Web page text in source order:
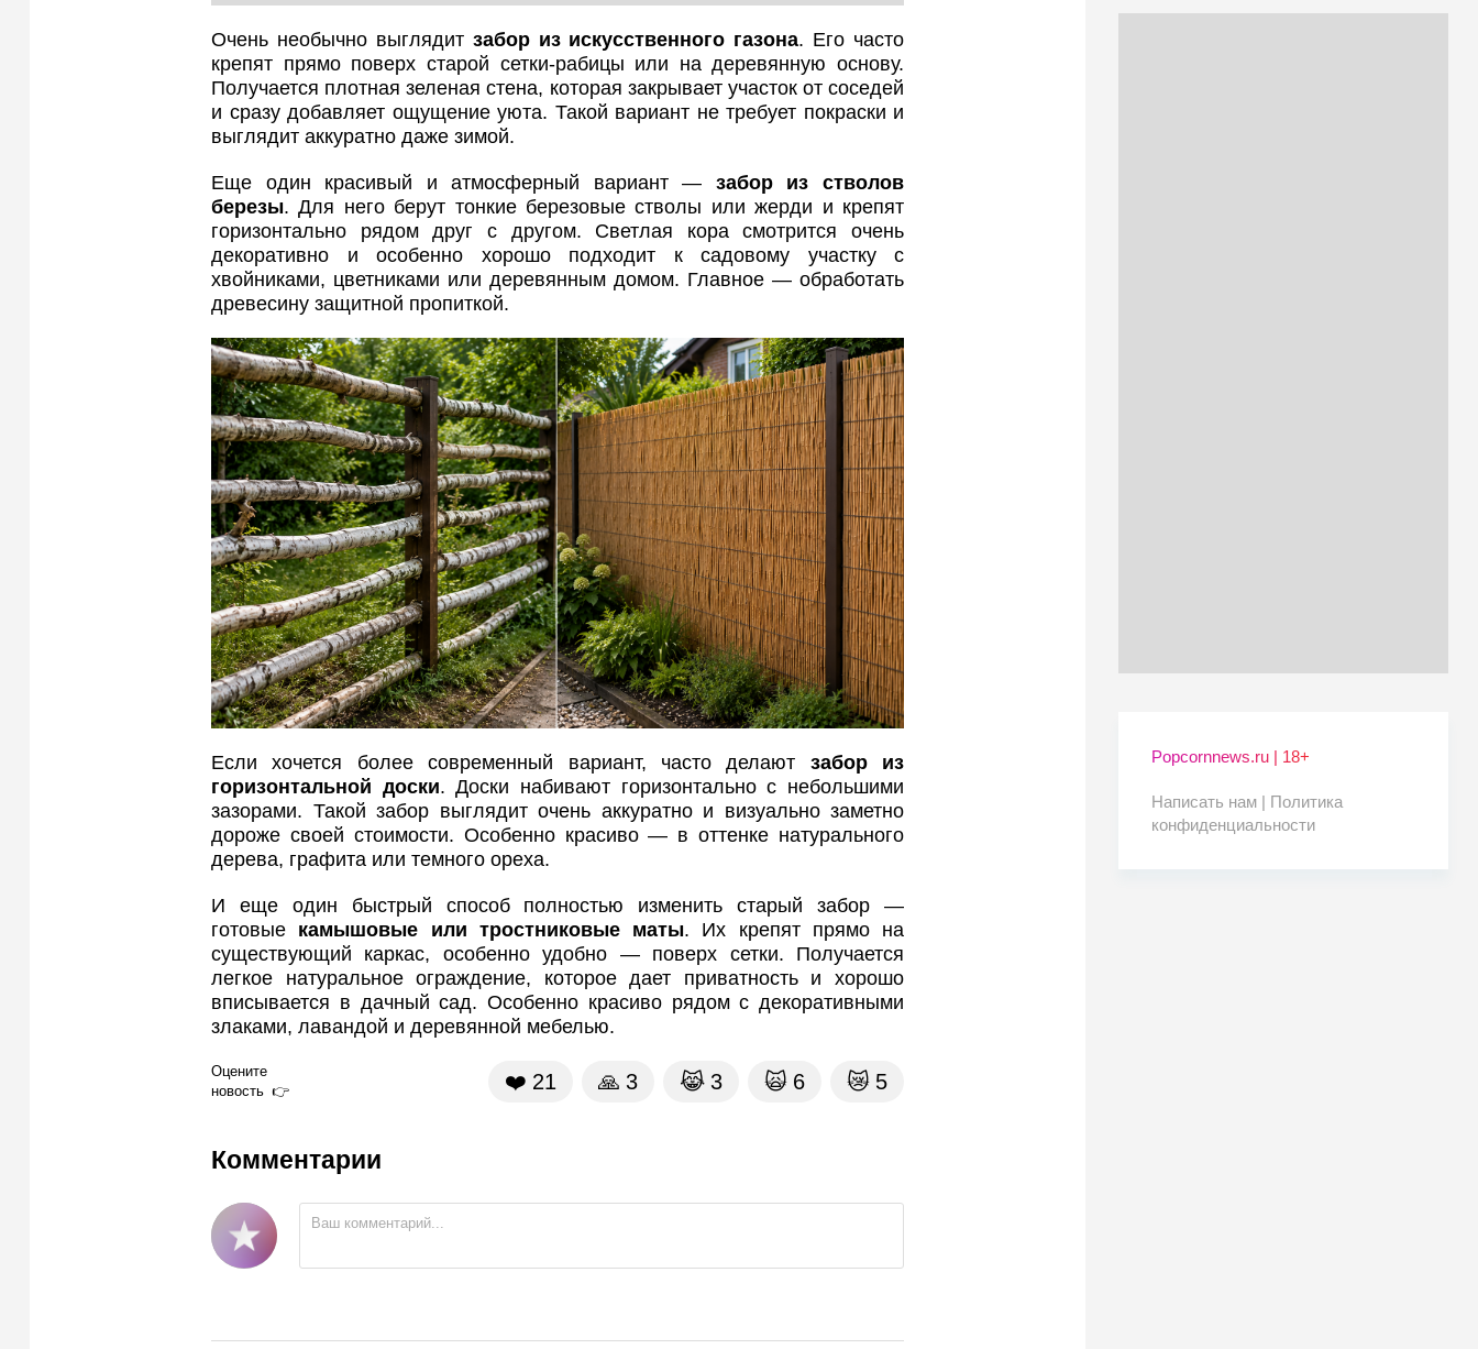
Очень необычно выглядит забор из искусственного газона. Его часто
крепят прямо поверх старой сетки-рабицы или на деревянную основу.
Получается плотная зеленая стена, которая закрывает участок от соседей
и сразу добавляет ощущение уюта. Такой вариант не требует покраски и
выглядит аккуратно даже зимой.
Еще один красивый и атмосферный вариант — забор из стволов
березы. Для него берут тонкие березовые стволы или жерди и крепят
горизонтально рядом друг с другом. Светлая кора смотрится очень
декоративно и особенно хорошо подходит к садовому участку с
хвойниками, цветниками или деревянным домом. Главное — обработать
древесину защитной пропиткой.
Если хочется более современный вариант, часто делают забор из
горизонтальной доски. Доски набивают горизонтально с небольшими
зазорами. Такой забор выглядит очень аккуратно и визуально заметно
дороже своей стоимости. Особенно красиво — в оттенке натурального
дерева, графита или темного ореха.
И еще один быстрый способ полностью изменить старый забор —
готовые камышовые или тростниковые маты. Их крепят прямо на
существующий каркас, особенно удобно — поверх сетки. Получается
легкое натуральное ограждение, которое дает приватность и хорошо
вписывается в дачный сад. Особенно красиво рядом с декоративными
злаками, лавандой и деревянной мебелью.
Оцените
новость
❤️ 21 🙏 3 😹 3 🙀 6 😿 5
Комментарии
Popcornnews.ru | 18+
Написать нам | Политика
конфиденциальности